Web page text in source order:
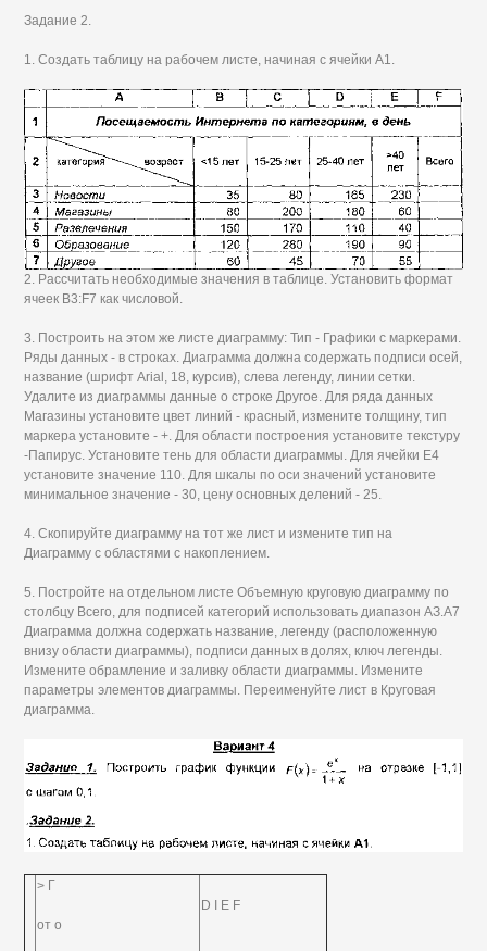
Задание 2.
1. Создать таблицу на рабочем листе, начиная с ячейки А1.
2. Рассчитать необходимые значения в таблице. Установить формат
ячеек B3:F7 как числовой.
3. Построить на этом же листе диаграмму: Тип - Графики с маркерами.
Ряды данных - в строках. Диаграмма должна содержать подписи осей,
название (шрифт Arial, 18, курсив), слева легенду, линии сетки.
Удалите из диаграммы данные о строке Другое. Для ряда данных
Магазины установите цвет линий - красный, измените толщину, тип
маркера установите - +. Для области построения установите текстуру
-Папирус. Установите тень для области диаграммы. Для ячейки Е4
установите значение 110. Для шкалы по оси значений установите
минимальное значение - 30, цену основных делений - 25.
4. Скопируйте диаграмму на тот же лист и измените тип на
Диаграмму с областями с накоплением.
5. Постройте на отдельном листе Объемную круговую диаграмму по
столбцу Всего, для подписей категорий использовать диапазон АЗ.А7
Диаграмма должна содержать название, легенду (расположенную
внизу области диаграммы), подписи данных в долях, ключ легенды.
Измените обрамление и заливку области диаграммы. Измените
параметры элементов диаграммы. Переименуйте лист в Круговая
диаграмма.
> Г
от о
D I Е F